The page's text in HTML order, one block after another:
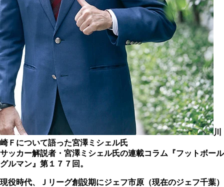
川
崎Ｆについて語った宮澤ミシェル氏
サッカー解説者・宮澤ミシェル氏の連載コラム『フットボール
グルマン』第１７７回。
現役時代、Ｊリーグ創設期にジェフ市原（現在のジェフ千葉）